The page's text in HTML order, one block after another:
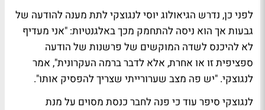
לפני כן, נדרש הגיאולוג יוסי לנגוצקי לתת מענה להודעה של
גבעות אך הוא ניסה להתחמק מכך באלגנטיות: "אני מעדיף
לא להיכנס לשדה המוקשים של פרשנות של הודעה
ספציפית זו או אחרת, אלא לדבר ברמה העקרונית", אמר
לנגוצקי. "יש פה מצב שערורייתי שצריך להפסיק אותו".
לנגוצקי סיפר עוד כי פנה לחבר כנסת מסוים על מנת